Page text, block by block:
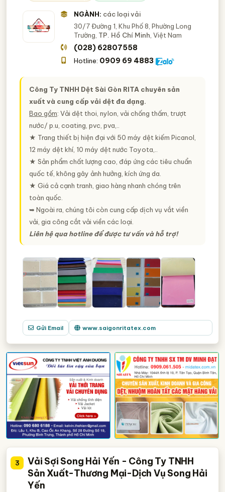
NGÀNH: các loại vải
30/7 Đường 1, Khu Phố 8, Phường Long
Trường, TP. Hồ Chí Minh , Việt Nam
(028) 62807558
Hotline: 0909 69 4883
Công Ty TNHH Dệt Sài Gòn RITA chuyên sản
xuất và cung cấp vải dệt đa dạng.
Bao gồm: Vải dệt thoi, nylon, vải chống thấm, trượt
nước/ p.u, coating, pvc, pva,..
★ Trang thiết bị hiện đại với 50 máy dệt kiếm Picanol,
12 máy dệt khí, 10 máy dệt nước Toyota,..
★ Sản phẩm chất lượng cao, đáp ứng các tiêu chuẩn
quốc tế, không gây ảnh hưởng, kích ứng da.
★ Giá cả cạnh tranh, giao hàng nhanh chóng trên
toàn quốc.
➥ Ngoài ra, chúng tôi còn cung cấp dịch vụ vắt viền
vải, gia công cắt vải viền các loại.
Liên hệ qua hotline để được tư vấn và hỗ trợ!
Gửi Email www.saigonritatex.com
3
Vải Sợi Song Hải Yến - Công Ty TNHH
Sản Xuất-Thương Mại-Dịch Vụ Song Hải
Yến